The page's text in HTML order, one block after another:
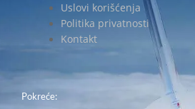
Uslovi korišćenja
Politika privatnosti
Kontakt
Pokreće: